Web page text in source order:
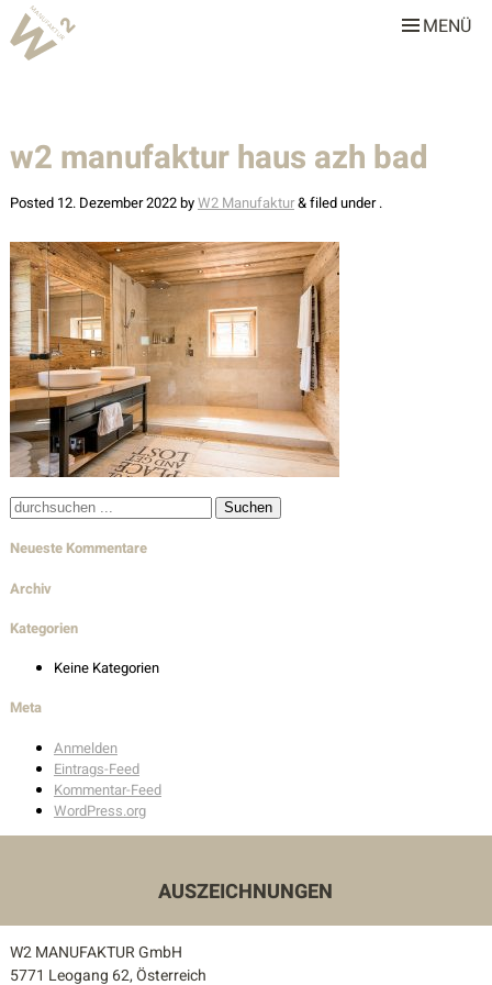
MENÜ
Leistungen
Team
Stellenangebote
Projekte
Alle
Gastronomie & Hotellerie
Gewerbe & Sonderbauten
Privathäuser
Wohnbau
Innenarchitektur
Auszeichnungen
Unser Kontakt
Pressekontakt
w2 manufaktur haus azh bad
Posted 12. Dezember 2022byW2 Manufaktur&filed under .
Suche
Neueste Kommentare
Archiv
Kategorien
Keine Kategorien
Meta
Anmelden
Eintrags-Feed
Kommentar-Feed
WordPress.org
AUSZEICHNUNGEN
W2 MANUFAKTUR GmbH
5771 Leogang 62, Österreich